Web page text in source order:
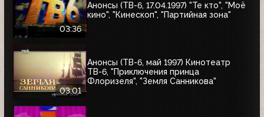
03:36
Анонсы (ТВ-6, 17.04.1997) "Те кто", "Моё
кино", "Кинескоп", "Партийная зона"
03:01
Анонсы (ТВ-6, май 1997) Кинотеатр
ТВ-6, "Приключения принца
Флоризеля", "Земля Санникова"